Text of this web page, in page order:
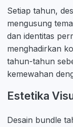
Setiap tahun,
mengusung
dan identitas
menghadirkan
tahun-tahun
kemewahan
Estetika
Desain bundle